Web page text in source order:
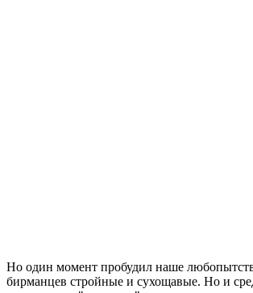
Но один момент пробудил наше
бирманцев стройные и сухощавые. Но и